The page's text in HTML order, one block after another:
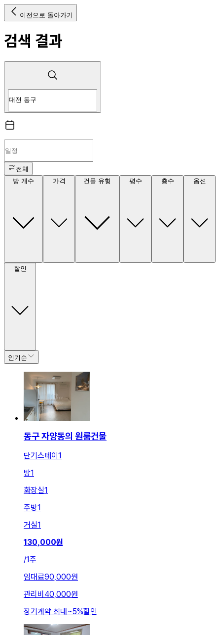
이전으로 돌아가기
검색 결과
전체
방 개수
가격 건물 유형 평수 층수 옵션
할인
인기순
동구 자양동의 원룸건물
단기스테이1
방1
화장실1
주방1
거실1
130,000원
/1주
임대료90,000원
관리비 40,000원
장기계약 최대 ~5%할인